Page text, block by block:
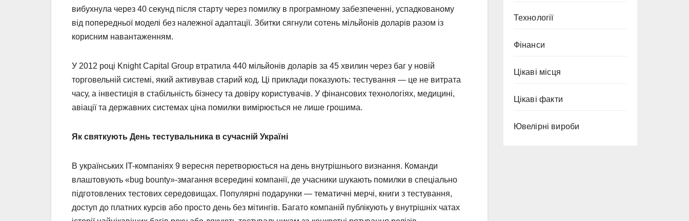
вибухнула через 40 секунд після старту через помилку в програмному забезпеченні, успадкованому
від попередньої моделі без належної адаптації. Збитки сягнули сотень мільйонів доларів разом із
корисним навантаженням.
У 2012 році Knight Capital Group втратила 440 мільйонів доларів за 45 хвилин через баг у новій
торговельній системі, який активував старий код. Ці приклади показують: тестування — це не витрата
часу, а інвестиція в стабільність бізнесу та довіру користувачів. У фінансових технологіях, медицині,
авіації та державних системах ціна помилки вимірюється не лише грошима.
Як святкують День тестувальника в сучасній Україні
В українських IT-компаніях 9 вересня перетворюється на день внутрішнього визнання. Команди
влаштовують «bug bounty»-змагання всередині компанії, де учасники шукають помилки в спеціально
підготовлених тестових середовищах. Популярні подарунки — тематичні мерчі, книги з тестування,
доступ до платних курсів або просто день без мітингів. Багато компаній публікують у внутрішніх чатах
Технології
Фінанси
Цікаві місця
Цікаві факти
Ювелірні вироби